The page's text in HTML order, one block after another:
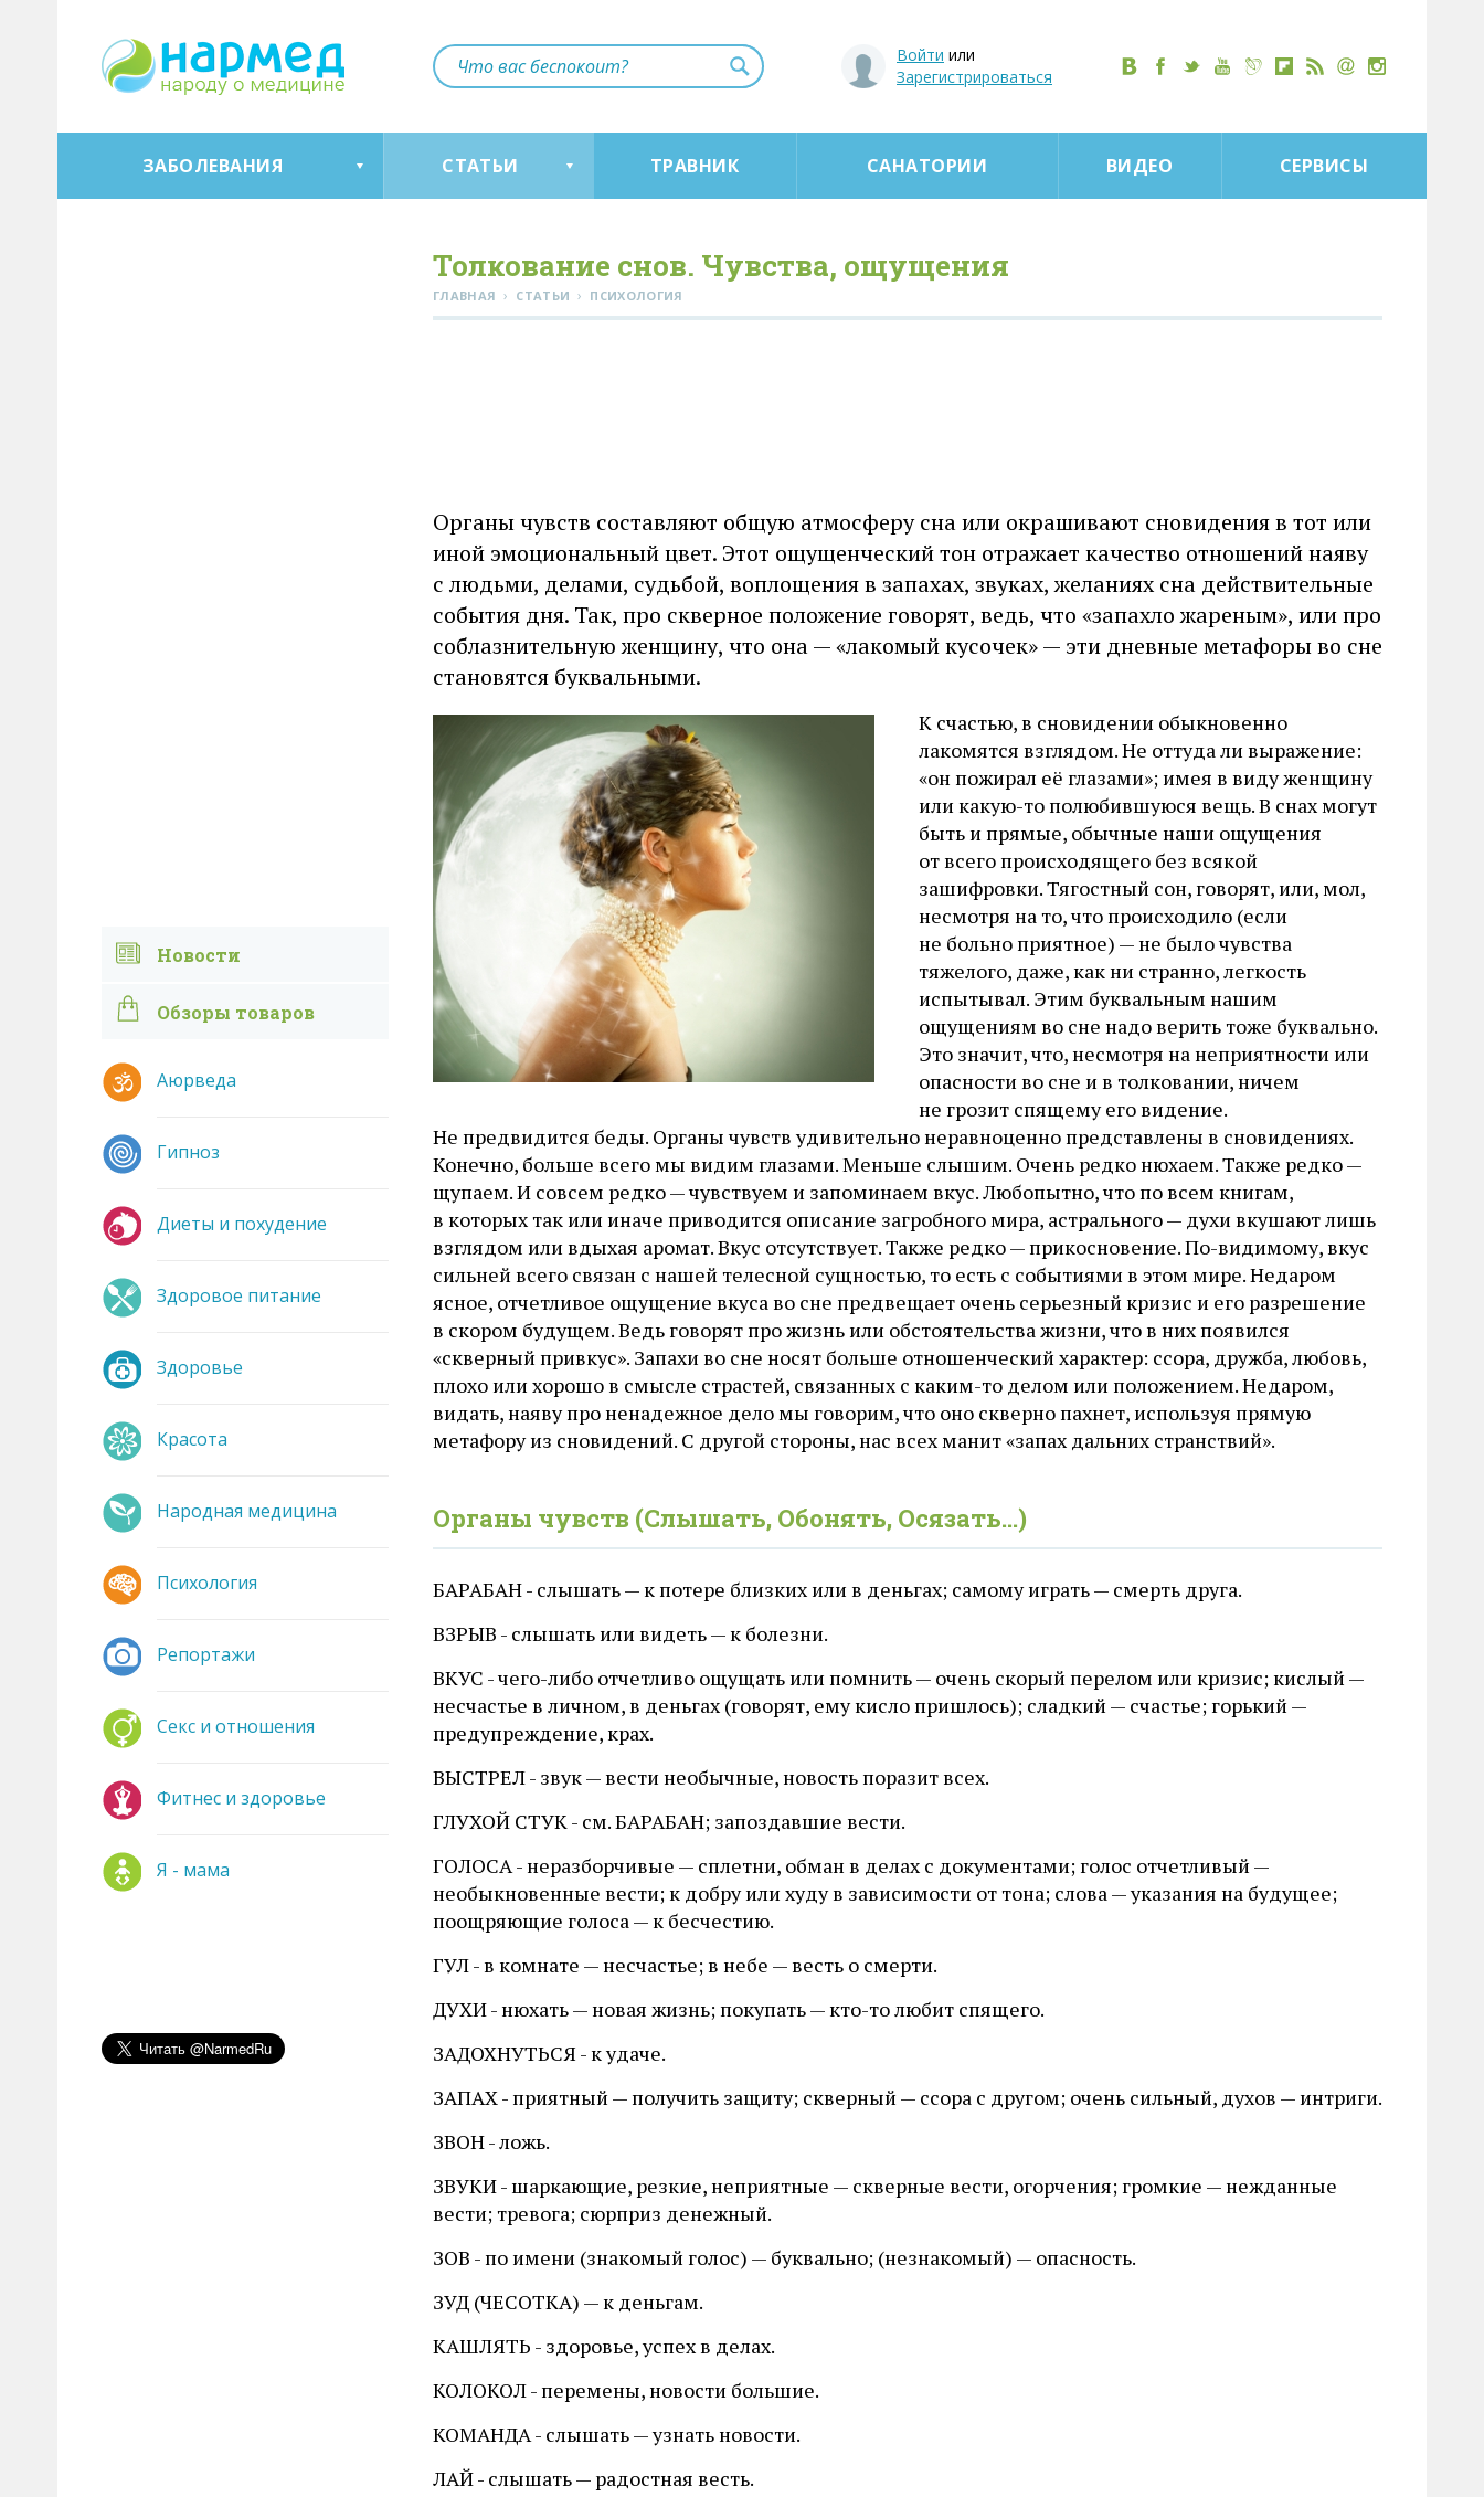
Войти или
Зарегистрироваться
ЗАБОЛЕВАНИЯ СТАТЬИ ТРАВНИК САНАТОРИИ ВИДЕО СЕРВИСЫ
Толкование снов. Чувства, ощущения
ГЛАВНАЯ › СТАТЬИ › ПСИХОЛОГИЯ
Органы чувств составляют общую атмосферу сна или окрашивают сновидения в тот или
иной эмоциональный цвет. Этот ощущенческий тон отражает качество отношений наяву
с людьми, делами, судьбой, воплощения в запахах, звуках, желаниях сна действительные
события дня. Так, про скверное положение говорят, ведь, что «запахло жареным», или про
соблазнительную женщину, что она — «лакомый кусочек» — эти дневные метафоры во сне
становятся буквальными.
К счастью, в сновидении обыкновенно
лакомятся взглядом. Не оттуда ли выражение:
«он пожирал её глазами»; имея в виду женщину
или какую-то полюбившуюся вещь. В снах могут
быть и прямые, обычные наши ощущения
от всего происходящего без всякой
зашифровки. Тягостный сон, говорят, или, мол,
несмотря на то, что происходило (если
не больно приятное) — не было чувства
тяжелого, даже, как ни странно, легкость
испытывал. Этим буквальным нашим
ощущениям во сне надо верить тоже буквально.
Это значит, что, несмотря на неприятности или
опасности во сне и в толковании, ничем
не грозит спящему его видение.
Не предвидится беды. Органы чувств удивительно неравноценно представлены в сновидениях.
Конечно, больше всего мы видим глазами. Меньше слышим. Очень редко нюхаем. Также редко —
щупаем. И совсем редко — чувствуем и запоминаем вкус. Любопытно, что по всем книгам,
в которых так или иначе приводится описание загробного мира, астрального — духи вкушают лишь
взглядом или вдыхая аромат. Вкус отсутствует. Также редко — прикосновение. По-видимому, вкус
сильней всего связан с нашей телесной сущностью, то есть с событиями в этом мире. Недаром
ясное, отчетливое ощущение вкуса во сне предвещает очень серьезный кризис и его разрешение
в скором будущем. Ведь говорят про жизнь или обстоятельства жизни, что в них появился
«скверный привкус». Запахи во сне носят больше отношенческий характер: ссора, дружба, любовь,
плохо или хорошо в смысле страстей, связанных с каким-то делом или положением. Недаром,
видать, наяву про ненадежное дело мы говорим, что оно скверно пахнет, используя прямую
метафору из сновидений. С другой стороны, нас всех манит «запах дальних странствий».
Органы чувств (Слышать, Обонять, Осязать…)
БАРАБАН - слышать — к потере близких или в деньгах; самому играть — смерть друга.
ВЗРЫВ - слышать или видеть — к болезни.
ВКУС - чего-либо отчетливо ощущать или помнить — очень скорый перелом или кризис; кислый —
несчастье в личном, в деньгах (говорят, ему кисло пришлось); сладкий — счастье; горький —
предупреждение, крах.
ВЫСТРЕЛ - звук — вести необычные, новость поразит всех.
ГЛУХОЙ СТУК - см. БАРАБАН; запоздавшие вести.
ГОЛОСА - неразборчивые — сплетни, обман в делах с документами; голос отчетливый —
необыкновенные вести; к добру или худу в зависимости от тона; слова — указания на будущее;
поощряющие голоса — к бесчестию.
ГУЛ - в комнате — несчастье; в небе — весть о смерти.
ДУХИ - нюхать — новая жизнь; покупать — кто-то любит спящего.
ЗАДОХНУТЬСЯ - к удаче.
ЗАПАХ - приятный — получить защиту; скверный — ссора с другом; очень сильный, духов — интриги.
ЗВОН - ложь.
ЗВУКИ - шаркающие, резкие, неприятные — скверные вести, огорчения; громкие — нежданные
вести; тревога; сюрприз денежный.
ЗОВ - по имени (знакомый голос) — буквально; (незнакомый) — опасность.
ЗУД (ЧЕСОТКА) — к деньгам.
КАШЛЯТЬ - здоровье, успех в делах.
КОЛОКОЛ - перемены, новости большие.
КОМАНДА - слышать — узнать новости.
ЛАЙ - слышать — радостная весть.
Новости
Обзоры товаров
Аюрведа
Гипноз
Диеты и похудение
Здоровое питание
Здоровье
Красота
Народная медицина
Психология
Репортажи
Секс и отношения
Фитнес и здоровье
Я - мама